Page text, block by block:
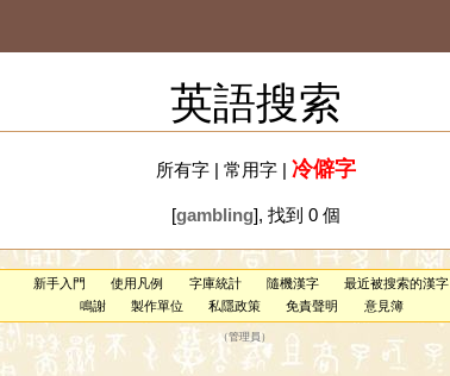
英語搜索
所有字| 常用字| 冷僻字
[gambling], 找到 0 個
新手入門 使用凡例 字庫統計 隨機漢字
最近被搜索的漢字
鳴謝
製作單位 私隱政策 免責聲明 意見簿
（管理員 ）